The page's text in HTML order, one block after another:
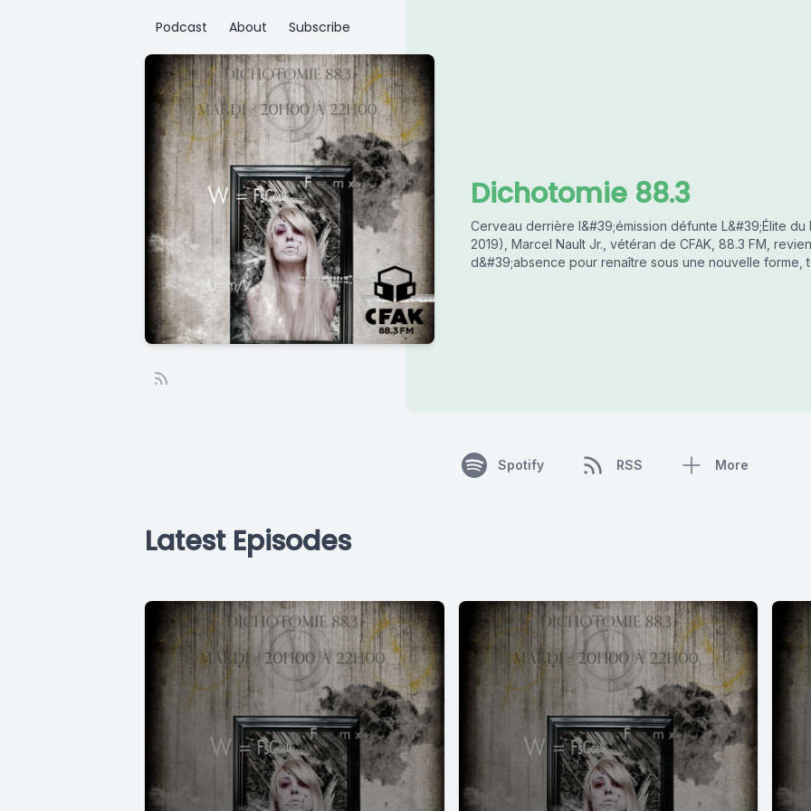
Podcast About Subscribe
Dichotomie 88.3
Cerveau derrière l&#39;émission défunte L&#39;Élite
2019), Marcel Nault Jr., vétéran de CFAK, 88.3 FM,
d&#39;absence pour renaître sous une nouvelle forme,
Spotify RSS More
Latest Episodes